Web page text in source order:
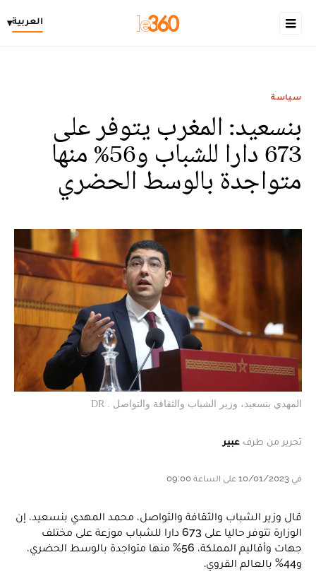
العربية▾
سياسة
بنسعيد: المغرب يتوفر على
673 دارا للشباب و56% منها
متواجدة بالوسط الحضري
المهدي بنسعيد، وزير الشباب والثقافة والتواصل . DR
تحرير من طرف عبير
في 10/01/2023 على الساعة 09:00
قال وزير الشباب والثقافة والتواصل، محمد المهدي بنسعيد، إن
الوزارة تتوفر حاليا على 673 دارا للشباب موزعة على مختلف
جهات وأقاليم المملكة، 56% منها متواجدة بالوسط الحضري،
و44% بالعالم القروي.